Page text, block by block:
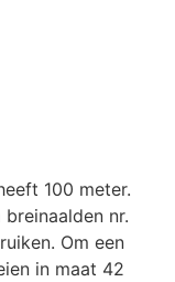
100 meter.
nr.
Om een
in maat 42